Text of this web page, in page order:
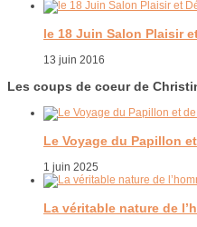
le 18 Juin Salon Plaisir
13 juin 2016
Les coups de coeur de
Le Voyage du Papillon
1 juin 2025
La véritable nature de